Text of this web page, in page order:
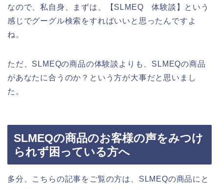
なので、私自身、まずは、【SLMEQ 体験談】という
感じでグーグル検索をすればいいと思ったんですよ
ね。
ただ、SLMEQの商品の体験談よりも、SLMEQの商品
があなたに合うのか？という方が大事だと思いまし
た。
SLMEQの商品のお客様の声をみつけ
られず困っている方へ
多分、こちらの記事をご覧の方は、SLMEQの商品にと